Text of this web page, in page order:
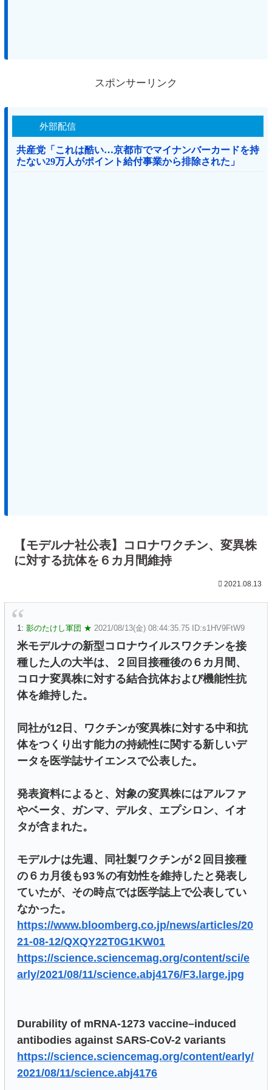
スポンサーリンク
外部配信
共産党「これは酷い…京都市でマイナンバーカードを持
たない29万人がポイント給付事業から排除された」
【モデルナ社公表】コロナワクチン、変異株
に対する抗体を６カ月間維持
2021.08.13
1: 影のたけし軍団 ★ 2021/08/13(金) 08:44:35.75 ID:s1HV9FtW9
米モデルナの新型コロナウイルスワクチンを接
種した人の大半は、２回目接種後の６カ月間、
コロナ変異株に対する結合抗体および機能性抗
体を維持した。
同社が12日、ワクチンが変異株に対する中和抗
体をつくり出す能力の持続性に関する新しいデ
ータを医学誌サイエンスで公表した。
発表資料によると、対象の変異株にはアルファ
やベータ、ガンマ、デルタ、エプシロン、イオ
タが含まれた。
モデルナは先週、同社製ワクチンが２回目接種
の６カ月後も93％の有効性を維持したと発表し
ていたが、その時点では医学誌上で公表してい
なかった。
https://www.bloomberg.co.jp/news/articles/20
21-08-12/QXQY22T0G1KW01
https://science.sciencemag.org/content/sci/e
arly/2021/08/11/science.abj4176/F3.large.jpg
Durability of mRNA-1273 vaccine–induced
antibodies against SARS-CoV-2 variants
https://science.sciencemag.org/content/early/
2021/08/11/science.abj4176